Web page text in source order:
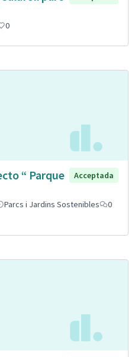
0
“ Parque
Acceptada
Parcs i Jardins Sostenibles
0